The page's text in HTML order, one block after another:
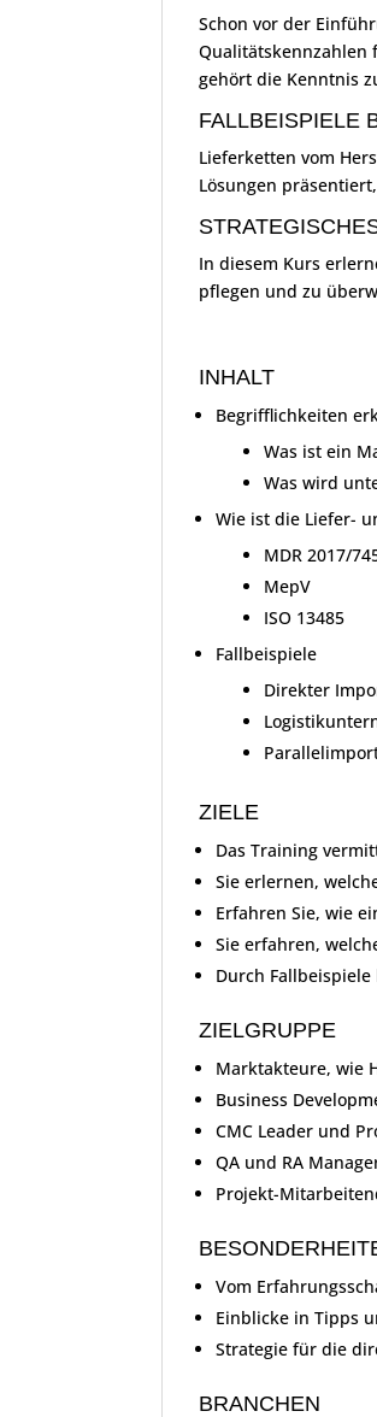
Schon vor der
Qualitätskennzahlen
gehört die Kenntnis
FALLBEISPIELE
Lieferketten vom
Lösungen
In diesem Kurs
pflegen und zu
INHALT
Begrifflichkeiten
Was ist ein
Was wird
Wie ist die Liefer-
MDR 2017/
MepV
ISO 13485
Fallbeispiele
Direkter
ZIELE
Das Training
Sie erlernen,
Erfahren Sie, wie
Sie erfahren,
Durch
ZIELGRUPPE
Marktakteure, wie
Business
CMC Leader und
QA und RA
Projekt-
Vom
Einblicke in Tipps
Strategie für die
BRANCHEN